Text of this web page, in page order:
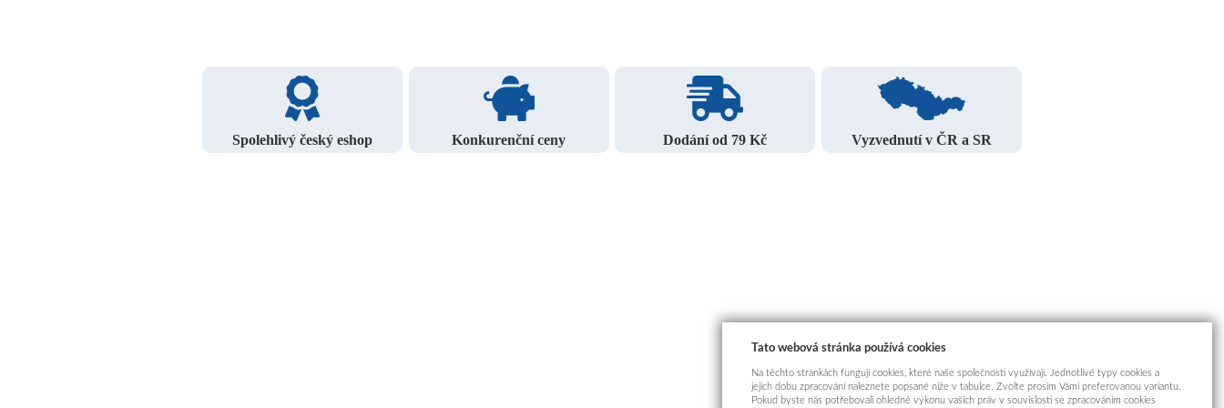
Spolehlivý český eshop Konkurenční ceny Dodání od 79 Kč Vyzvednutí v ČR a SR
Tato webová stránka používá cookies
Na těchto stránkách fungují cookies, které naše společnosti využívají. Jednotlivé typy cookies a
jejich dobu zpracování naleznete popsané níže v tabulce. Zvolte prosím Vámi preferovanou variantu.
Pokud byste nás potřebovali ohledně výkonu vašich práv v souvislosti se zpracováním cookies